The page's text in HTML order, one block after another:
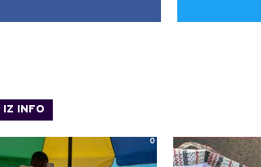
IZ INFO
0